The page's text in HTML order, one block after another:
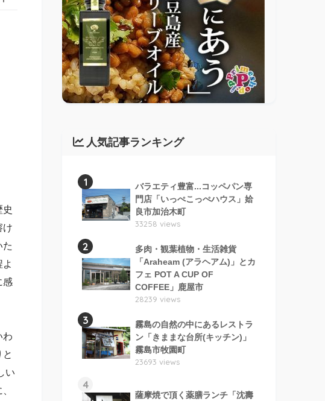
史
け
た
感
わ
い
人気記事ランキング
1
バラエティ豊富...コッペパン専
門店「いっぺこっぺハウス」姶
良市加治木町
33258 views
2
多肉・観葉植物・生活雑貨
「Araheam (アラヘアム)」とカ
フェ POT A CUP OF
COFFEE」鹿屋市
28239 views
3
霧島の自然の中にあるレストラ
ン「きままな台所(キッチン)」
霧島市牧園町
23693 views
4
薩摩焼で頂く薬膳ランチ「沈壽